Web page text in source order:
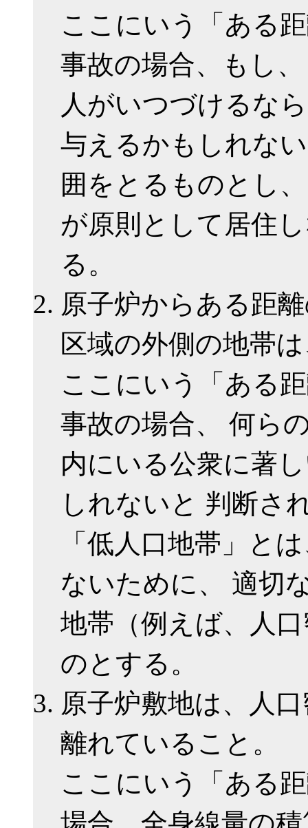
ここにいう「ある
事故の場合、もし
人がいつづけるな
与えるかもしれな
囲をとるものとし
が原則として居住
る。
原子炉からある距
区域の外側の地帯
ここにいう「ある
事故の場合、 何ら
内にいる公衆に著
しれないと 判断さ
「低人口地帯」と
ないために、 適切
地帯（例えば、人
のとする。
原子炉敷地は、人
離れていること。
ここにいう「ある